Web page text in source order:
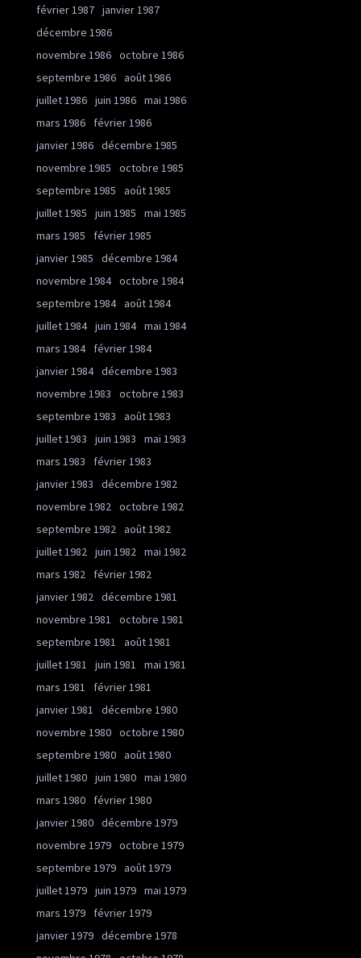
février 1987 janvier 1987
décembre 1986
novembre 1986 octobre 1986
septembre 1986 août 1986
juillet 1986 juin 1986 mai 1986
mars 1986
février 1986
janvier 1986 décembre 1985
novembre 1985
octobre 1985
septembre 1985
août 1985
juillet 1985
juin 1985
mai 1985
mars 1985
février 1985
janvier 1985
décembre 1984
novembre 1984 octobre 1984
septembre 1984 août 1984
juillet 1984 juin 1984 mai 1984
mars 1984
février 1984
janvier 1984 décembre 1983
novembre 1983
octobre 1983
septembre 1983
août 1983
juillet 1983
juin 1983
mai 1983
mars 1983
février 1983
janvier 1983
décembre 1982
novembre 1982 octobre 1982
septembre 1982 août 1982
juillet 1982 juin 1982 mai 1982
mars 1982
février 1982
janvier 1982 décembre 1981
novembre 1981
octobre 1981
septembre 1981
août 1981
juillet 1981
juin 1981
mai 1981
mars 1981
février 1981
janvier 1981
décembre 1980
novembre 1980 octobre 1980
septembre 1980 août 1980
juillet 1980 juin 1980 mai 1980
mars 1980
février 1980
janvier 1980 décembre 1979
novembre 1979 octobre 1979
septembre 1979 août 1979
juillet 1979 juin 1979 mai 1979
mars 1979
février 1979
janvier 1979 décembre 1978